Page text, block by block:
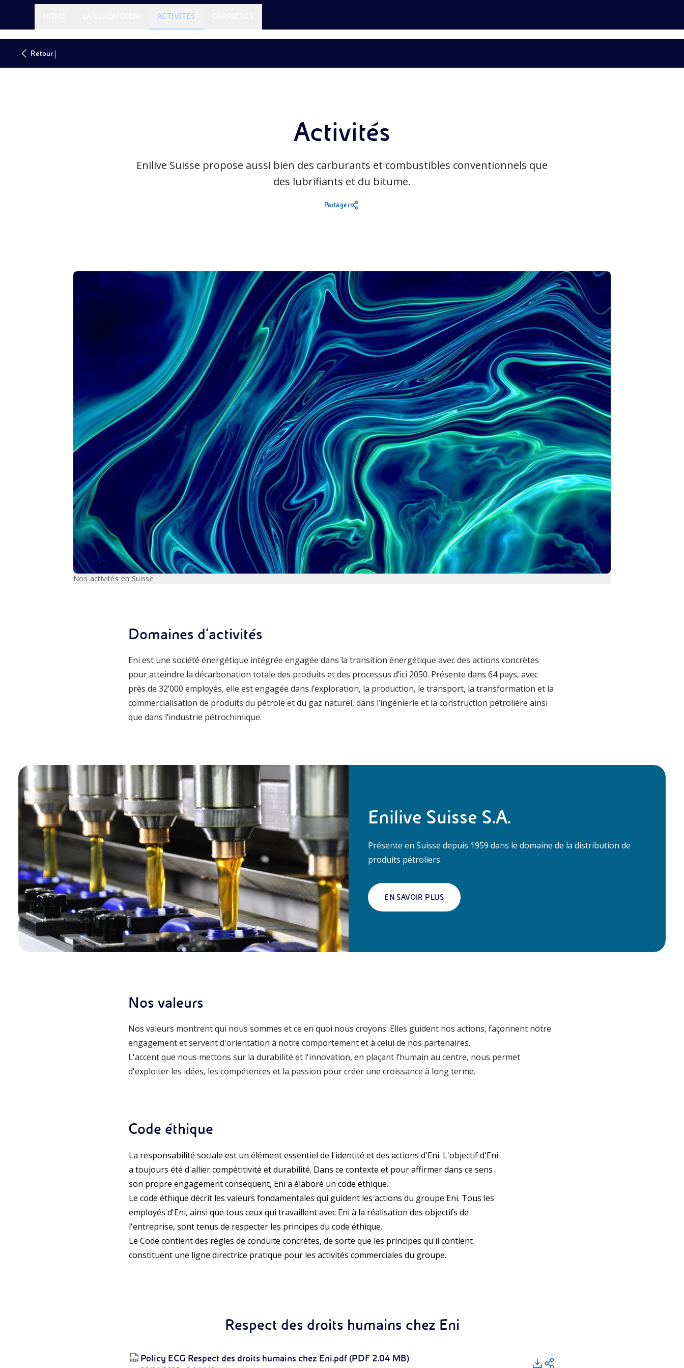
ACTIVITES
Retour|
Activités
Enilive Suisse propose aussi bien des carburants et combustibles conventionnels que
des lubrifiants et du bitume.
Partager
Nos activités en Suisse
Domaines d’activités
Eni est une société énergétique intégrée engagée dans la transition énergétique avec des actions concrètes
pour atteindre la décarbonation totale des produits et des processus d’ici 2050. Présente dans 64 pays, avec
près de 32’000 employés, elle est engagée dans l’exploration, la production, le transport, la transformation et la
commercialisation de produits du pétrole et du gaz naturel, dans l’ingénierie et la construction pétrolière ainsi
que dans l’industrie pétrochimique.
Enilive Suisse S.A.
Présente en Suisse depuis 1959 dans le domaine de la distribution de
produits pétroliers.
EN SAVOIR PLUS
Nos valeurs
Nos valeurs montrent qui nous sommes et ce en quoi nous croyons. Elles guident nos actions, façonnent notre
engagement et servent d'orientation à notre comportement et à celui de nos partenaires.
L'accent que nous mettons sur la durabilité et l'innovation, en plaçant l’humain au centre, nous permet
d'exploiter les idées, les compétences et la passion pour créer une croissance à long terme.
Code éthique
La responsabilité sociale est un élément essentiel de l'identité et des actions d'Eni. L'objectif d'Eni
a toujours été d'allier compétitivité et durabilité. Dans ce contexte et pour affirmer dans ce sens
son propre engagement conséquent, Eni a élaboré un code éthique.
Le code éthique décrit les valeurs fondamentales qui guident les actions du groupe Eni. Tous les
employés d'Eni, ainsi que tous ceux qui travaillent avec Eni à la réalisation des objectifs de
l'entreprise, sont tenus de respecter les principes du code éthique.
Le Code contient des règles de conduite concrètes, de sorte que les principes qu'il contient
constituent une ligne directrice pratique pour les activités commerciales du groupe.
Respect des droits humains chez Eni
Policy ECG Respect des droits humains chez Eni.pdf (PDF 2.04 MB)